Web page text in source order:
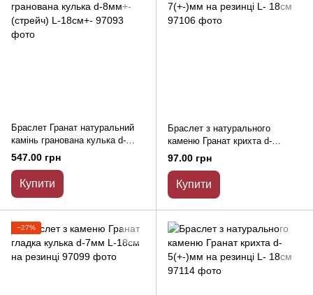
Браслет Гранат натуральний
камінь гранована кулька d-
8мм+- (стрейч) L-18см+-
547.00 грн
Купити
Браслет з натурального
каменю Гранат крихта d-
7(+-)мм на резинці L- 18см
97.00 грн
Купити
−27%